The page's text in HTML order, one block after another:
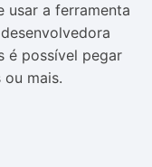
usar a ferramenta
é possível pegar
mais.